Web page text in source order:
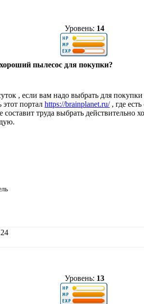
Уровень: 14
пылесос для покупки?
, если вам надо выбрать для
этот портал https://brainplanet.ru/, где
составит труда выбрать действительно
Уровень: 13